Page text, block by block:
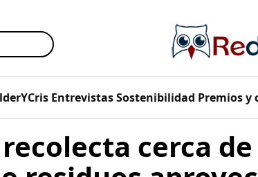
Entrevistas Sostenibilidad Premios y
cerca